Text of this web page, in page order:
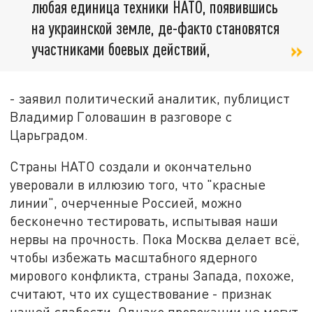
любая единица техники НАТО, появившись
на украинской земле, де-факто становятся
участниками боевых действий,
- заявил политический аналитик, публицист
Владимир Головашин в разговоре с
Царьградом.
Страны НАТО создали и окончательно
уверовали в иллюзию того, что "красные
линии", очерченные Россией, можно
бесконечно тестировать, испытывая наши
нервы на прочность. Пока Москва делает всё,
чтобы избежать масштабного ядерного
мирового конфликта, страны Запада, похоже,
считают, что их существование - признак